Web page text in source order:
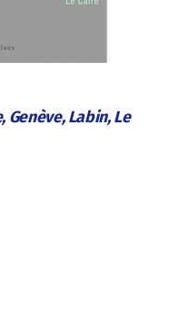
Genève, Labin, Le